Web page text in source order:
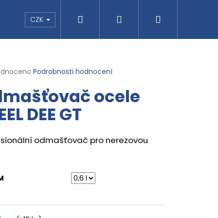
CZK Přihlášení
Podrobnosti hodnocení
ocele
DEE GT
odmašťovač pro nerezovou